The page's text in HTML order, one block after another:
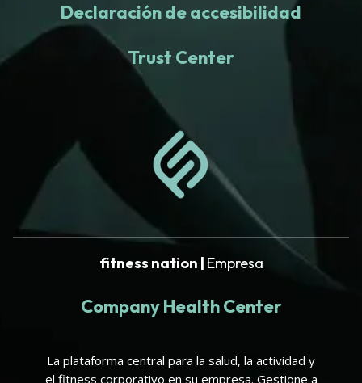
Declaración de accesibilidad
Trust Center
fitness nation | Empresa
Company Health Center
La plataforma central para la salud, la actividad y
el fitness corporativo en su empresa. Gestione a